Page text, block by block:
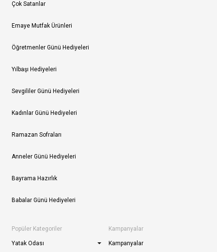
Çok Satanlar
Emaye Mutfak Ürünleri
Öğretmenler Günü Hediyeleri
Yılbaşı Hediyeleri
Sevgililer Günü Hediyeleri
Kadınlar Günü Hediyeleri
Ramazan Sofraları
Anneler Günü Hediyeleri
Bayrama Hazırlık
Babalar Günü Hediyeleri
Popüler Kategoriler
Yatak Odası
Kampanyalar
Kampanyalar